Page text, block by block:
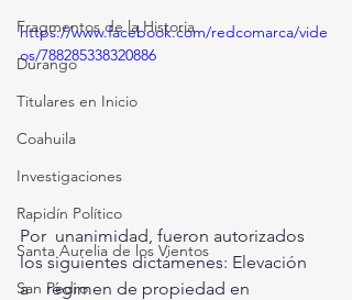
Fragmentos de la Historia
Durango
Titulares en Inicio
Coahuila
Investigaciones
Rapidín Político
Santa Aurelia de los Vientos
San Pedro
https://www.facebook.com/redcomarca/vide
os/788285338320886
Por  unanimidad, fueron autorizados
los siguientes dictámenes: Elevación
a    régimen de propiedad en